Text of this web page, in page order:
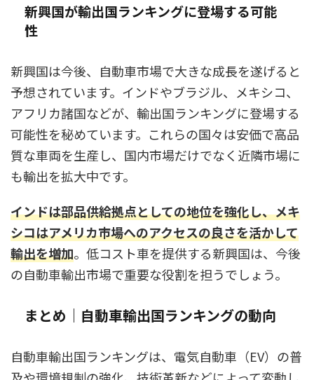
新興国が輸出国ランキングに登場する可能
性
新興国は今後、自動車市場で大きな成長を遂げると
予想されています。インドやブラジル、メキシコ、
アフリカ諸国などが、輸出国ランキングに登場する
可能性を秘めています。これらの国々は安価で高品
質な車両を生産し、国内市場だけでなく近隣市場に
も輸出を拡大中です。
インドは部品供給拠点としての地位を強化し、メキ
シコはアメリカ市場へのアクセスの良さを活かして
輸出を増加。低コスト車を提供する新興国は、今後
の自動車輸出市場で重要な役割を担うでしょう。
まとめ｜自動車輸出国ランキングの動向
自動車輸出国ランキングは、電気自動車（EV）の普